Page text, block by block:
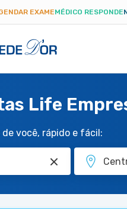
EXAMEMÉDICO RESPONDE
Life
você, rápido e fácil: